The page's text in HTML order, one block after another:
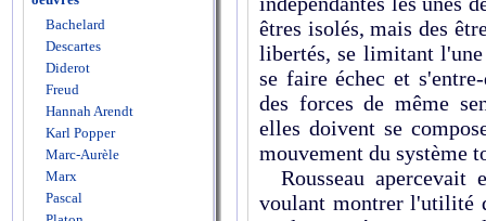
Bachelard
Descartes
Diderot
Freud
Hannah Arendt
Karl Popper
Marc-Aurèle
Marx
Pascal
êtres isolés, mais des
libertés, se limitant
se faire échec et
des forces de même
elles doivent se
mouvement du système
Rousseau apercevait
voulant montrer l'utilité